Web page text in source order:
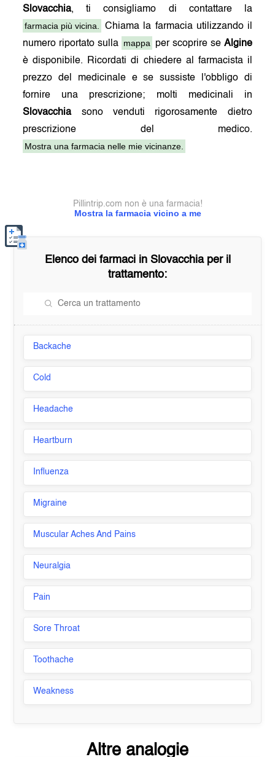
Slovacchia, ti consigliamo di contattare la
farmacia più vicina.
Chiama la farmacia utilizzando il
numero riportato sulla mappa per scoprire se Algine
è disponibile. Ricordati di chiedere al farmacista il
prezzo del medicinale e se sussiste l'obbligo di
fornire una prescrizione; molti medicinali in
Slovacchiasono venduti rigorosamente dietro
prescrizione del medico.
Mostra una farmacia nelle mie vicinanze.
Mostra la farmacia vicino a me
Pillintrip.com non è una farmacia!
Elenco dei farmaci in Slovacchiaper il
trattamento:
Backache
Cold
Headache
Heartburn
Influenza
Migraine
Muscular Aches And Pains
Neuralgia
Pain
Sore Throat
Toothache
Weakness
Altre analogie